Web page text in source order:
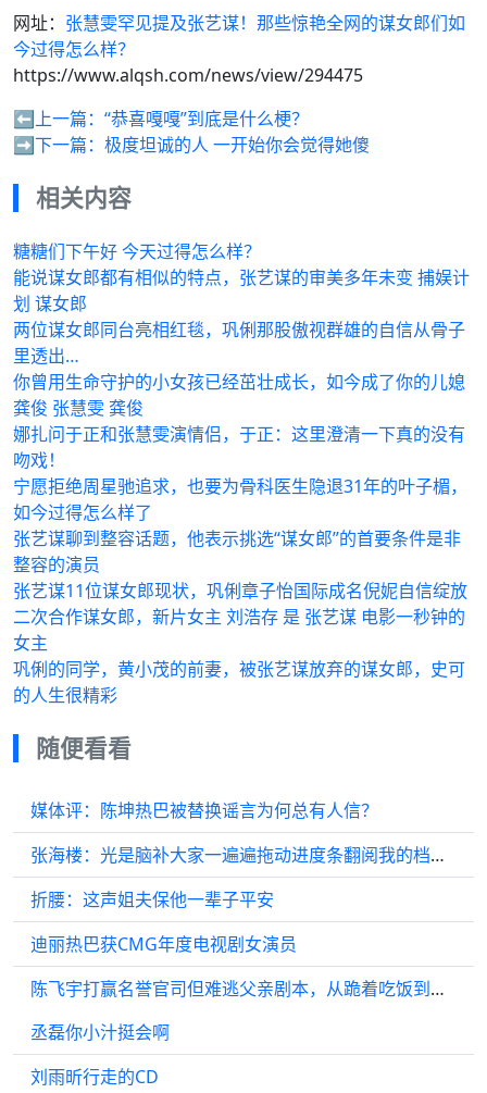
网址： 张慧雯罕见提及张艺谋！那些惊艳全网的谋女郎们如
今过得怎么样？
https://www.alqsh.com/news/view/294475
⬅️上一篇： “恭喜嘎嘎”到底是什么梗？
➡️下一篇： 极度坦诚的人 一开始你会觉得她傻
相关内容
糖糖们下午好 今天过得怎么样？
能说谋女郎都有相似的特点，张艺谋的审美多年未变 捕娱计
划 谋女郎
两位谋女郎同台亮相红毯，巩俐那股傲视群雄的自信从骨子
里透出…
你曾用生命守护的小女孩已经茁壮成长，如今成了你的儿媳
龚俊 张慧雯 龚俊
娜扎问于正和张慧雯演情侣，于正：这里澄清一下真的没有
吻戏！
宁愿拒绝周星驰追求，也要为骨科医生隐退31年的叶子楣，
如今过得怎么样了
张艺谋聊到整容话题，他表示挑选“谋女郎”的首要条件是非
整容的演员
张艺谋11位谋女郎现状，巩俐章子怡国际成名倪妮自信绽放
二次合作谋女郎，新片女主 刘浩存 是 张艺谋 电影一秒钟的
女主
巩俐的同学，黄小茂的前妻，被张艺谋放弃的谋女郎，史可
的人生很精彩
随便看看
媒体评：陈坤热巴被替换谣言为何总有人信？
张海楼：光是脑补大家一遍遍拖动进度条翻阅我的档案，嘴角就自动上扬
折腰：这声姐夫保他一辈子平安
迪丽热巴获CMG年度电视剧女演员
陈飞宇打赢名誉官司但难逃父亲剧本，从跪着吃饭到独自吃麻辣烫
丞磊你小汁挺会啊
刘雨昕行走的CD